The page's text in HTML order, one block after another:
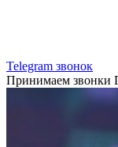
Telegram звонок
Принимаем звонки